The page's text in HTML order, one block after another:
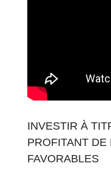
INVESTIR À
PROFITANT
FAVORABLES